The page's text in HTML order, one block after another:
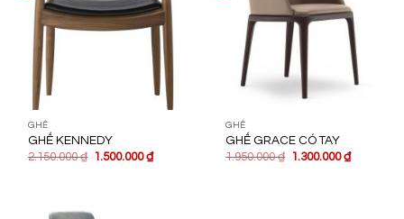
GHẾ
GHẾ KENNEDY
2.150.000₫ 1.500.000₫
GHẾ
GHẾ GRACE CÓ TAY
1.950.000₫ 1.300.000₫